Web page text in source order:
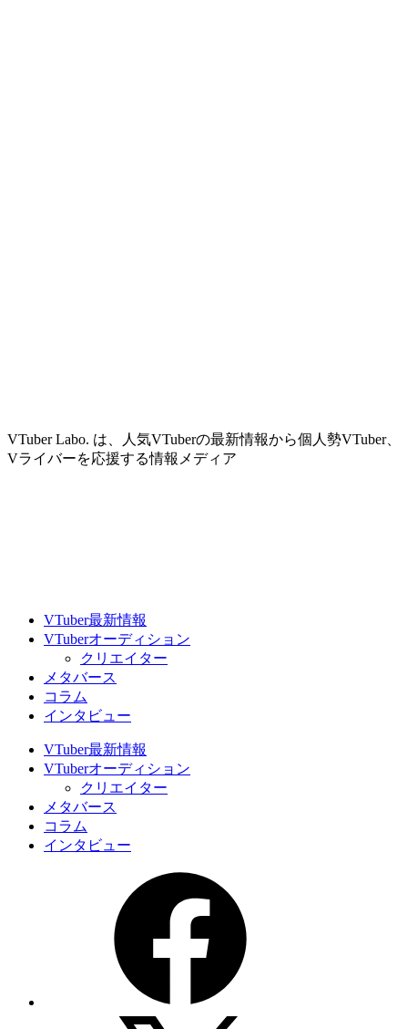
VTuber Labo. は、人気VTuberの最新情報から個人勢VTuber、
Vライバーを応援する情報メディア
VTuber最新情報
VTuberオーディション
クリエイター
メタバース
コラム
インタビュー
VTuber最新情報
VTuberオーディション
クリエイター
メタバース
コラム
インタビュー